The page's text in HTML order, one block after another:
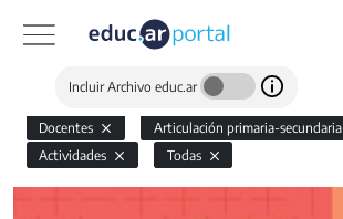
Incluir Archivo educ.ar
Docentes
Articulación primaria-secundaria
Actividades
Todas